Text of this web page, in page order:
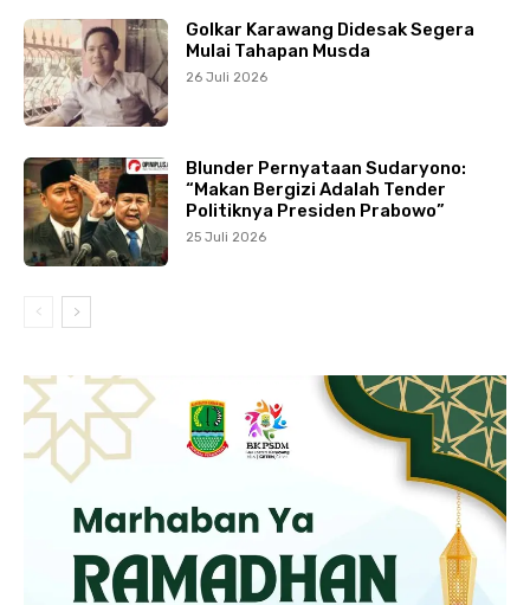
Golkar Karawang Didesak Segera
Mulai Tahapan Musda
26 Juli 2026
Blunder Pernyataan Sudaryono:
“Makan Bergizi Adalah Tender
Politiknya Presiden Prabowo”
25 Juli 2026